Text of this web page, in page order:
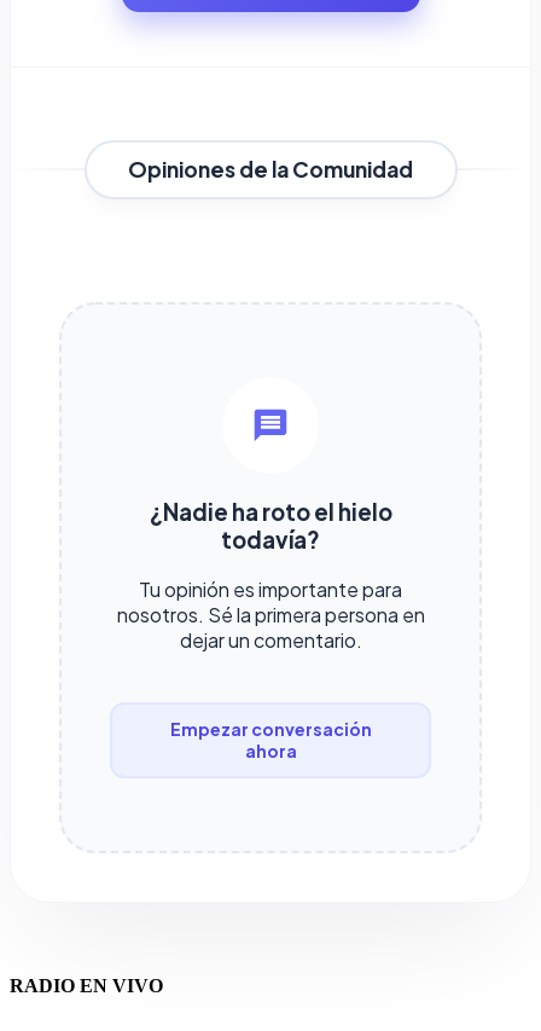
Opiniones de la Comunidad
¿Nadie ha roto el hielo
todavía?
Tu opinión es importante para
nosotros. Sé la primera persona en
dejar un comentario.
Empezar conversación
ahora
RADIO EN VIVO